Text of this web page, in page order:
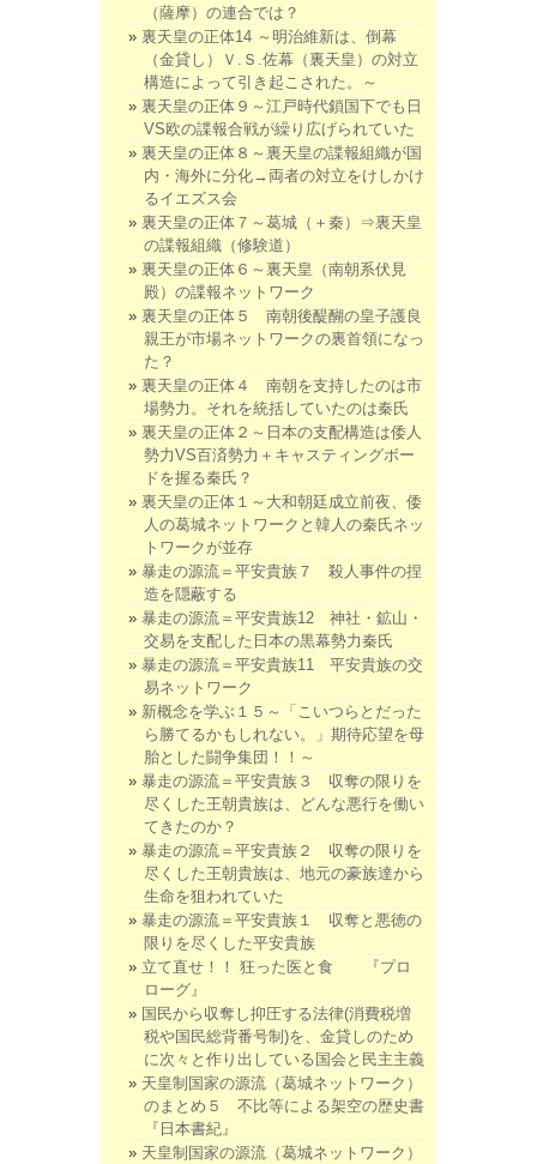
（薩摩）の連合では？
裏天皇の正体14 ～明治維新は、倒幕
（金貸し）Ｖ.Ｓ.佐幕（裏天皇）の対立
構造によって引き起こされた。～
裏天皇の正体９～江戸時代鎖国下でも日
VS欧の諜報合戦が繰り広げられていた
裏天皇の正体８～裏天皇の諜報組織が国
内・海外に分化→両者の対立をけしかけ
るイエズス会
裏天皇の正体７～葛城（＋秦）⇒裏天皇
の諜報組織（修験道）
裏天皇の正体６～裏天皇（南朝系伏見
殿）の諜報ネットワーク
裏天皇の正体５ 南朝後醍醐の皇子護良
親王が市場ネットワークの裏首領になっ
た？
裏天皇の正体４ 南朝を支持したのは市
場勢力。それを統括していたのは秦氏
裏天皇の正体２～日本の支配構造は倭人
勢力VS百済勢力＋キャスティングボー
ドを握る秦氏？
裏天皇の正体１～大和朝廷成立前夜、倭
人の葛城ネットワークと韓人の秦氏ネッ
トワークが並存
暴走の源流＝平安貴族７ 殺人事件の捏
造を隠蔽する
暴走の源流＝平安貴族12 神社・鉱山・
交易を支配した日本の黒幕勢力秦氏
暴走の源流＝平安貴族11 平安貴族の交
易ネットワーク
新概念を学ぶ１５～「こいつらとだった
ら勝てるかもしれない。」期待応望を母
胎とした闘争集団！！～
暴走の源流＝平安貴族３ 収奪の限りを
尽くした王朝貴族は、どんな悪行を働い
てきたのか？
暴走の源流＝平安貴族２ 収奪の限りを
尽くした王朝貴族は、地元の豪族達から
生命を狙われていた
暴走の源流＝平安貴族１ 収奪と悪徳の
限りを尽くした平安貴族
立て直せ！！ 狂った医と食 『プロ
ローグ』
国民から収奪し抑圧する法律(消費税増
税や国民総背番号制)を、金貸しのため
に次々と作り出している国会と民主主義
天皇制国家の源流（葛城ネットワーク）
のまとめ５ 不比等による架空の歴史書
『日本書紀』
天皇制国家の源流（葛城ネットワーク）